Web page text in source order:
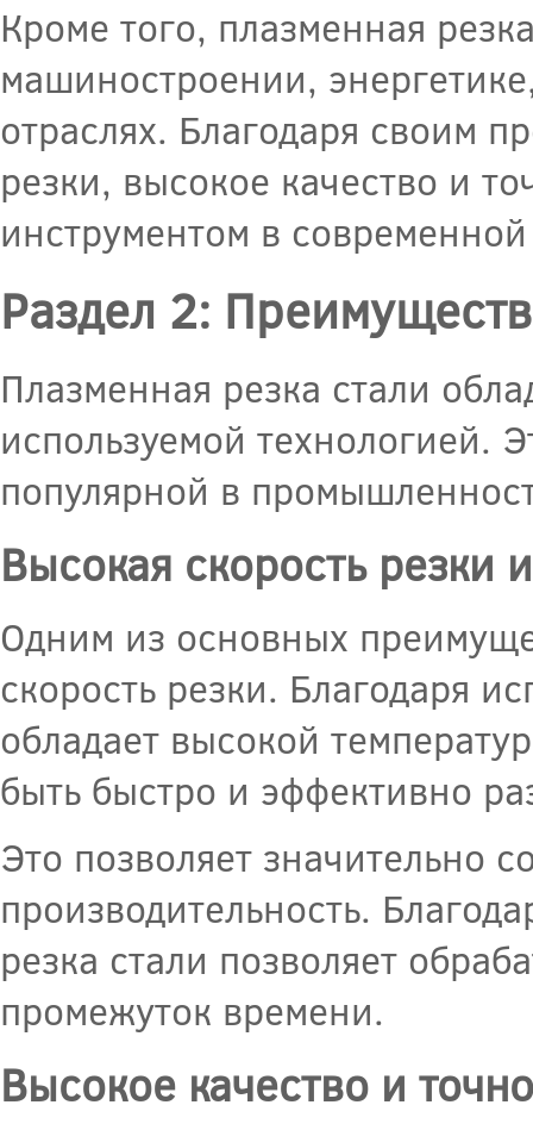
Кроме того, плазменная
машиностроении,
отраслях. Благодаря своим
резки, высокое качество и
инструментом в
Раздел 2:
Плазменная резка стали
используемой технологией.
популярной в
Высокая скорость резки
Одним из основных
скорость резки. Благодаря
обладает высокой
быть быстро и эффективно
Это позволяет значительно
производительность.
резка стали позволяет
промежуток времени.
Высокое качество и